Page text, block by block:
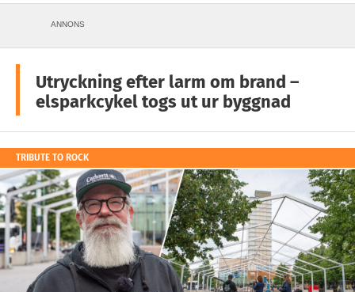
ANNONS
Utryckning efter larm om brand –
elsparkcykel togs ut ur byggnad
TRIBUTE TO ROCK